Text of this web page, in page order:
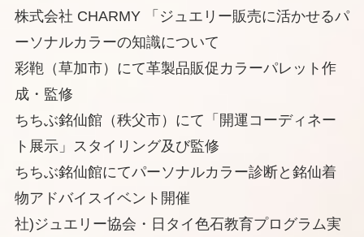
株式会社 CHARMY 「ジュエリー販売に活かせるパ
ーソナルカラーの知識について
彩鞄（草加市）にて革製品販促カラーパレット作
成・監修
ちちぶ銘仙館（秩父市）にて「開運コーディネー
ト展示」スタイリング及び監修
ちちぶ銘仙館にてパーソナルカラー診断と銘仙着
物アドバイスイベント開催
社)ジュエリー協会・日タイ色石教育プログラム実